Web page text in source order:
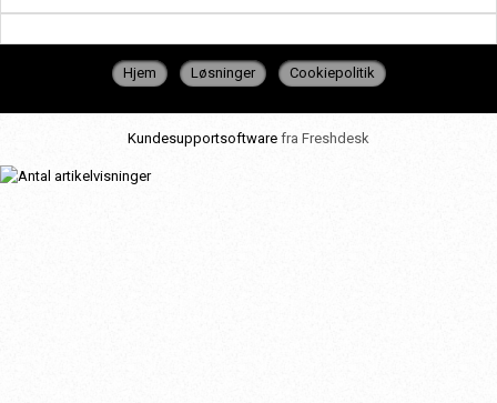
Hjem Løsninger Cookiepolitik
Kundesupportsoftware fra Freshdesk